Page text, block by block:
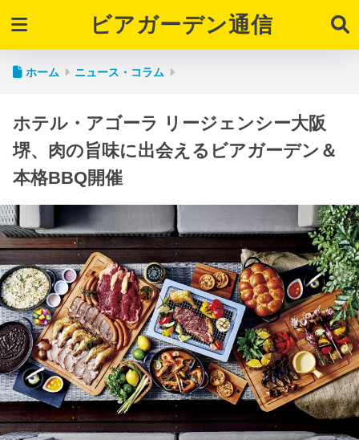
ビアガーデン通信
ホーム ニュース・コラム
ホテル・アゴーラ リージェンシー大阪
堺、肉の旨味に出会えるビアガーデン＆
本格BBQ開催